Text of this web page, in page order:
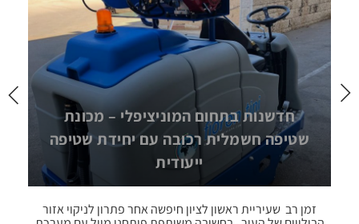
מכונות
אוטומטיות
לניקוי
חביות
ומכלים
מכונות
חדשנות בתחום המוניציפלי – מכונת
שטיפה חשמלית רכובה עם יחידת שטיפה
ייעודית
זמן רב שעיריית ראשון לציון חיפשה אחר פתרון לניקוי אזור